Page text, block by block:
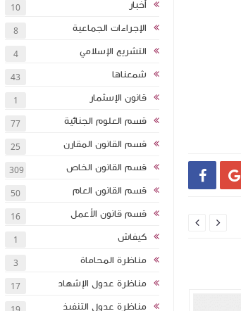
 
ما نقص من مال الدائن وما فاته من الربح
الالتزامات والعقود


أخبار 10
الإجراءات الجماعية 8
التشريع الإسلامي 4
شمعناها 43
قانون الإسثمار 1
قسم العلوم الجنائية 77
قسم القانون المقارن 25
قسم القانون الخاص 309
قسم القانون العام 50
قسم قانون الأعمل 16
كيفاش 1
مناظرة المحاماة 3
مناظرة عدول الإشهاد 17
مناظرة عدول التنفيذ